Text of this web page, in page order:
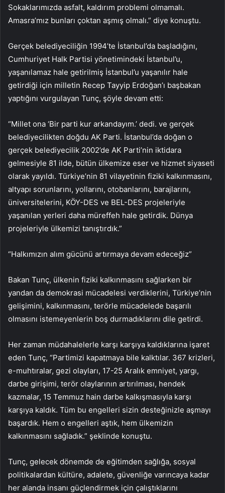
Sokaklarımızda asfalt, kaldırım problemi olmamalı.
Amasra’mız bunları çoktan aşmış olmalı.” diye konuştu.
Gerçek belediyeciliğin 1994’te İstanbul’da başladığını,
Cumhuriyet Halk Partisi yönetimindeki İstanbul’u,
yaşanılamaz hale getirilmiş İstanbul’u yaşanılır hale
getirdiği için milletin Recep Tayyip Erdoğan’ı başbakan
yaptığını vurgulayan Tunç, şöyle devam etti:
“Millet ona ‘Bir parti kur arkandayım.’ dedi. ve gerçek
belediyecilikten doğdu AK Parti. İstanbul’da doğan o
gerçek belediyecilik 2002’de AK Parti’nin iktidara
gelmesiyle 81 ilde, bütün ülkemize eser ve hizmet siyaseti
olarak yayıldı. Türkiye’nin 81 vilayetinin fiziki kalkınmasını,
altyapı sorunlarını, yollarını, otobanlarını, barajlarını,
üniversitelerini, KÖY-DES ve BEL-DES projeleriyle
yaşanılan yerleri daha müreffeh hale getirdik. Dünya
projeleriyle ülkemizi tanıştırdık.”
“Halkımızın alım gücünü artırmaya devam edeceğiz”
Bakan Tunç, ülkenin fiziki kalkınmasını sağlarken bir
yandan da demokrasi mücadelesi verdiklerini, Türkiye’nin
gelişimini, kalkınmasını, terörle mücadelede başarılı
olmasını istemeyenlerin boş durmadıklarını dile getirdi.
Her zaman müdahalelerle karşı karşıya kaldıklarına işaret
eden Tunç, “Partimizi kapatmaya bile kalktılar. 367 krizleri,
e-muhtıralar, gezi olayları, 17-25 Aralık emniyet, yargı,
darbe girişimi, terör olaylarının artırılması, hendek
kazmalar, 15 Temmuz hain darbe kalkışmasıyla karşı
karşıya kaldık. Tüm bu engelleri sizin desteğinizle aşmayı
başardık. Hem o engelleri aştık, hem ülkemizin
kalkınmasını sağladık.” şeklinde konuştu.
Tunç, gelecek dönemde de eğitimden sağlığa, sosyal
politikalardan kültüre, adalete, güvenliğe varıncaya kadar
her alanda insanı güçlendirmek için çalıştıklarını